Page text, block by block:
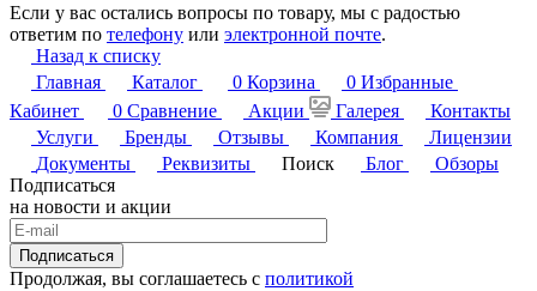
Если у вас остались вопросы по товару, мы с радостью
ответим по телефону или электронной почте.
Назад к списку
Главная
Каталог 0 Корзина 0 Избранные
Кабинет
0 Сравнение Акции Галерея
Контакты
Услуги
Бренды Отзывы Компания
Лицензии
Документы
Реквизиты Поиск Блог
Обзоры
Подписаться
на новости и акции
Подписаться
Продолжая, вы соглашаетесь с политикой